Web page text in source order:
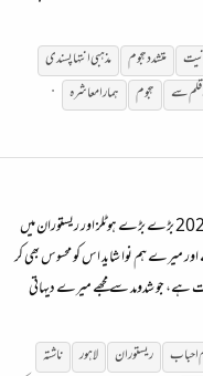
متشدد ہجوم
مذہبی انتہا پسندی
قلمسے ہجوم ہمارامعاشرہ
پھیکا انڈہ خشک چائے از قلم نیرنگ خیال 10 جون 2024 بڑے بڑے ہوٹلز اور ریستوران میں
میرے ہم نوا شاید اس کو محسوس بھی کر
ہے، جو شدومد سے مجھے میرے دیہاتی
احباب ریستوران لاہور
ناشتہ